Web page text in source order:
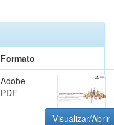
Formato
Adobe
PDF
Visualizar/Abrir